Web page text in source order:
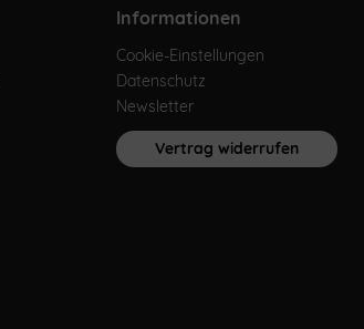
Informationen
Cookie-Einstellungen
Datenschutz
Newsletter
Vertrag widerrufen